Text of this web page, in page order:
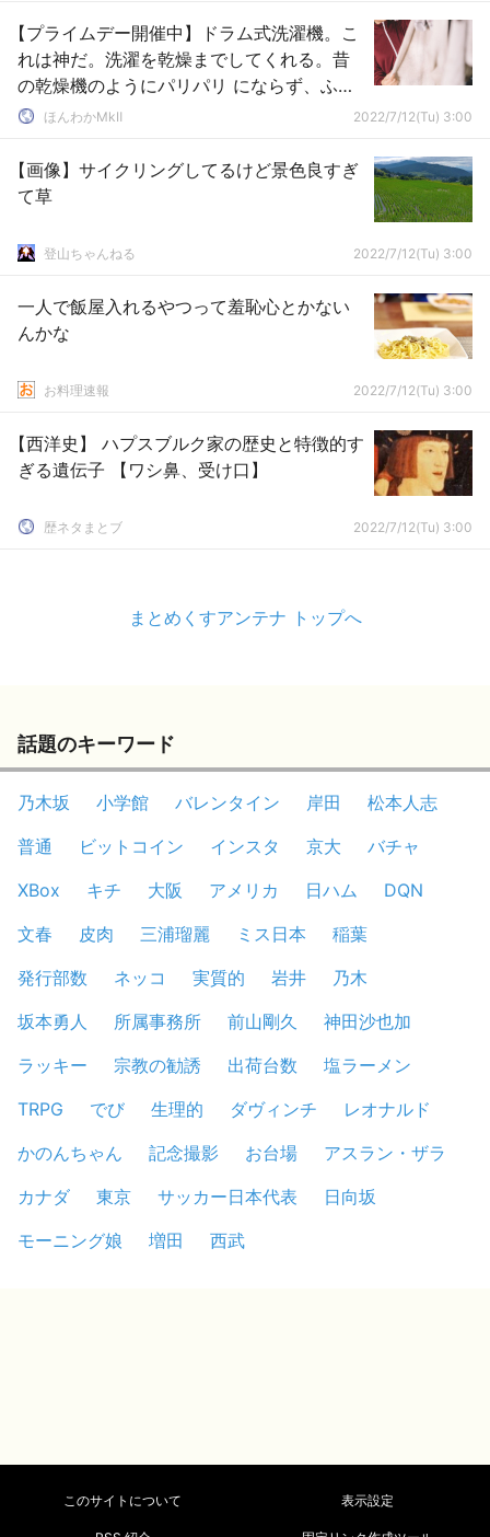
【プライムデー開催中】ドラム式洗濯機。こ
れは神だ。洗濯を乾燥までしてくれる。昔
の乾燥機のようにパリパリ にならず、ふわ
っと乾燥してくれる。
ほんわかMkⅡ 2022/7/12(Tu) 3:00
【画像】サイクリングしてるけど景色良すぎ
て草
登山ちゃんねる 2022/7/12(Tu) 3:00
一人で飯屋入れるやつって羞恥心とかない
んかな
お料理速報 2022/7/12(Tu) 3:00
【西洋史】 ハプスブルク家の歴史と特徴的す
ぎる遺伝子 【ワシ鼻、受け口】
歴ネタまとブ 2022/7/12(Tu) 3:00
まとめくすアンテナ トップへ
話題のキーワード
乃木坂 小学館 バレンタイン 岸田
松本人志
普通
ビットコイン インスタ 京大
バチャ
XBox
キチ 大阪 アメリカ 日ハム
DQN
文春
皮肉 三浦瑠麗 ミス日本
稲葉
発行部数
ネッコ 実質的 岩井
乃木
坂本勇人
所属事務所 前山剛久
神田沙也加
ラッキー
宗教の勧誘 出荷台数
塩ラーメン
TRPG
でび 生理的 ダヴィンチ
レオナルド
かのんちゃん
記念撮影 お台場
アスラン・ザラ
カナダ
東京 サッカー日本代表
日向坂
モーニング娘
増田 西武
このサイトについて 表示設定